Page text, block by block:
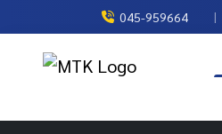
045-959664 |